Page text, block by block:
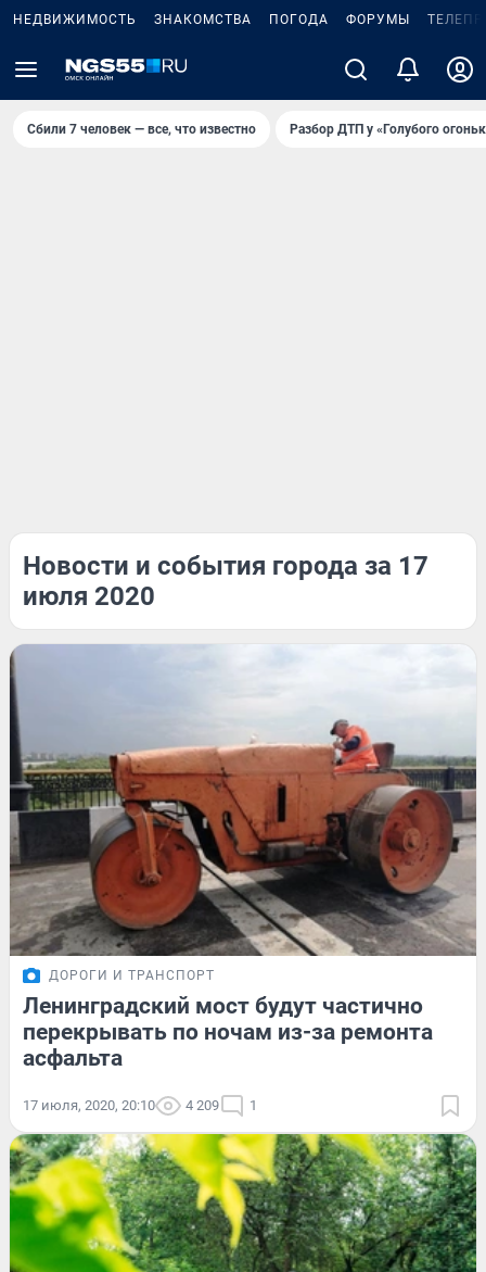
НЕДВИЖИМОСТЬ ЗНАКОМСТВА ПОГОДА ФОРУМЫ
Сбили 7 человек — все, что известно Разбор ДТП у «Голубого
Новости и события города за 17
июля 2020
ДОРОГИ И ТРАНСПОРТ
Ленинградский мост будут частично
перекрывать по ночам из-за ремонта
асфальта
17 июля, 2020, 20:10 4 209 1